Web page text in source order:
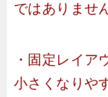
ではありませ
・固定レイア
小さくなりや